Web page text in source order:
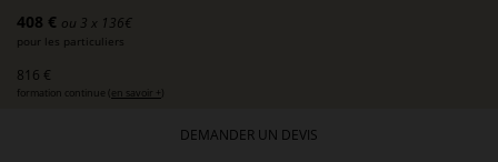
408 € ou 3 x 136€
pour les particuliers
816 €
formation continue ( en savoir + )
DEMANDER UN DEVIS